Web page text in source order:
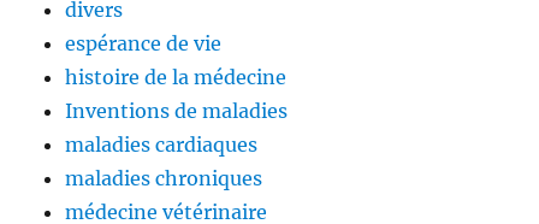
divers
espérance de vie
histoire de la médecine
Inventions de maladies
maladies cardiaques
maladies chroniques
médecine vétérinaire